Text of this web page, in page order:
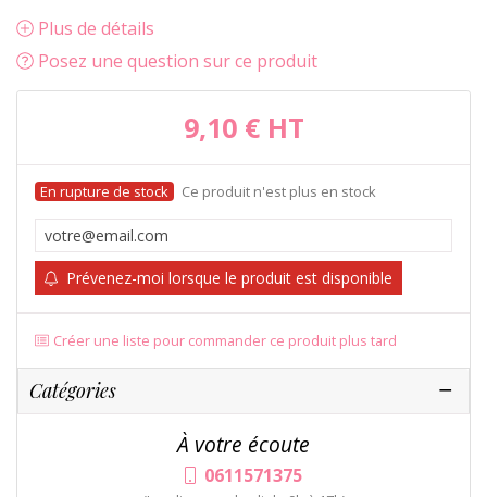
Plus de détails
Posez une question sur ce produit
9,10 € HT
Ce produit n'est plus en stock
Prévenez-moi lorsque le produit est disponible
Créer une liste pour commander ce produit plus tard
Catégories
À votre écoute
0611571375